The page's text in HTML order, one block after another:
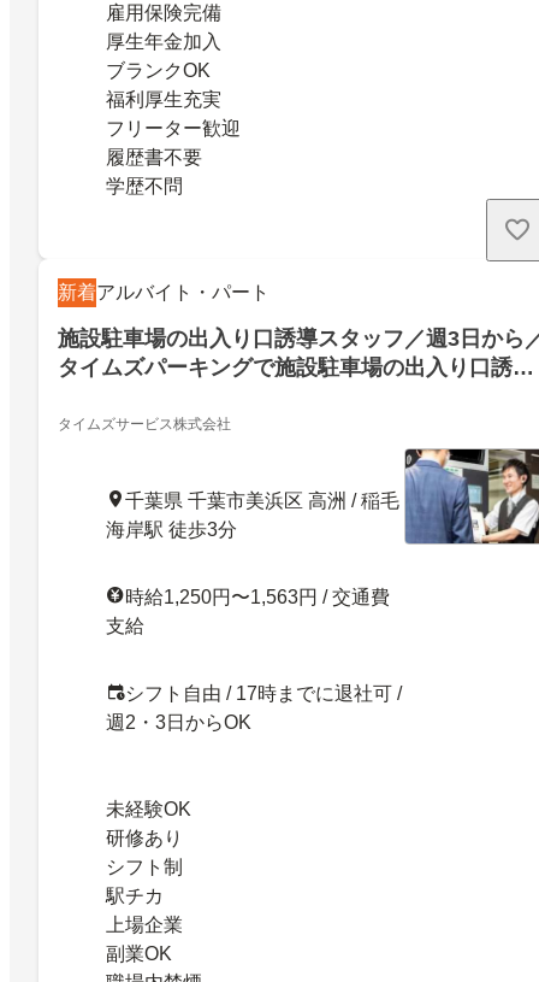
雇用保険完備
厚生年金加入
ブランクOK
福利厚生充実
フリーター歓迎
履歴書不要
学歴不問
新着アルバイト・パート
施設駐車場の出入り口誘導スタッフ／週3日から
タイムズパーキングで施設駐車場の出入り口誘導
許不要
タイムズサービス株式会社
千葉県 千葉市美浜区 高洲 / 稲毛
海岸駅 徒歩3分
時給1,250円〜1,563円 / 交通費
支給
シフト自由 / 17時までに退社可 /
週2・3日からOK
未経験OK
研修あり
シフト制
駅チカ
上場企業
副業OK